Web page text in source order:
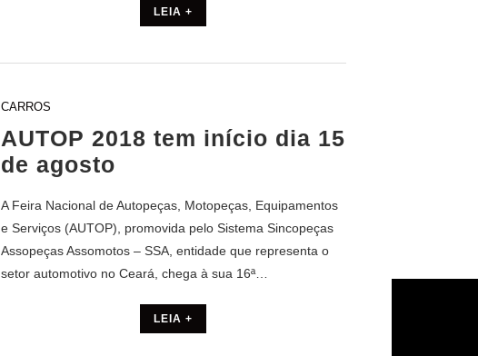
LEIA +
CARROS
AUTOP 2018 tem início dia 15
de agosto
A Feira Nacional de Autopeças, Motopeças, Equipamentos
e Serviços (AUTOP), promovida pelo Sistema Sincopeças
Assopeças Assomotos – SSA, entidade que representa o
setor automotivo no Ceará, chega à sua 16ª…
LEIA +